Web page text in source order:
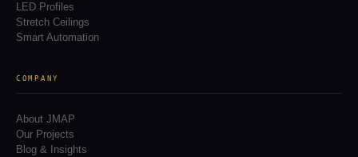
LED Profiles
Stretch Ceilings
Smart Automation
COMPANY
About JMAP
Our Projects
Blog & Insights